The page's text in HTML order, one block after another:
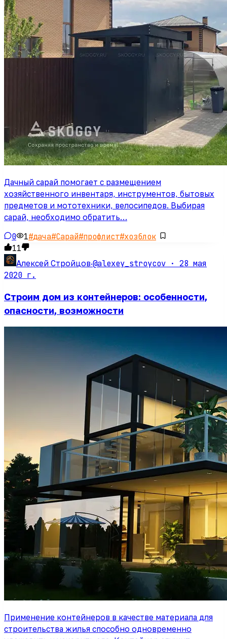
Дачный сарай помогает с размещением
хозяйственного инвентаря, инструментов, бытовых
предметов и мототехники, велосипедов. Выбирая
сарай, необходимо обратить…
0 1#дача#Сарай#профлист#хозблок
11
Алексей Стройцов·@alexey_stroycov · 28 мая
2020 г.
Строим дом из контейнеров: особенности,
опасности, возможности
Применение контейнеров в качестве материала для
строительства жилья способно одновременно